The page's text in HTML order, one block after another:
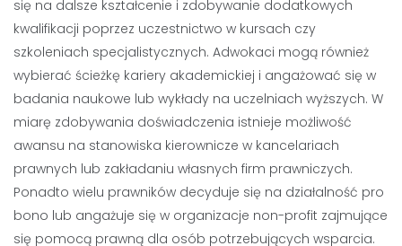
się na dalsze kształcenie i zdobywanie dodatkowych
kwalifikacji poprzez uczestnictwo w kursach czy
szkoleniach specjalistycznych. Adwokaci mogą również
wybierać ścieżkę kariery akademickiej i angażować się w
badania naukowe lub wykłady na uczelniach wyższych. W
miarę zdobywania doświadczenia istnieje możliwość
awansu na stanowiska kierownicze w kancelariach
prawnych lub zakładaniu własnych firm prawniczych.
Ponadto wielu prawników decyduje się na działalność pro
bono lub angażuje się w organizacje non-profit zajmujące
się pomocą prawną dla osób potrzebujących wsparcia.